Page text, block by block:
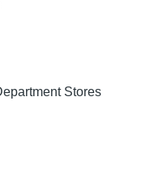
Stores